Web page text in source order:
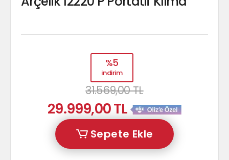
%5
indirim
31.569,00 TL
29.999,00 TL
Sepete Ekle